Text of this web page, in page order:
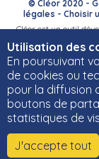
Utilisation des
En poursuivant
de cookies ou
pour la diffusion
boutons de
statistiques de
J'accepte tout
© Cléor 2020 -
légales - Choisir
Cléor est un outil